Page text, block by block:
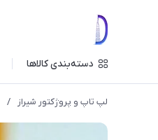
دسته‌بندی کالاها
لپ تاپ و پروژکتور شیراز /